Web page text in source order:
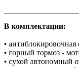
В комплектации:
•
• горный тормоз -
• сухой автономный